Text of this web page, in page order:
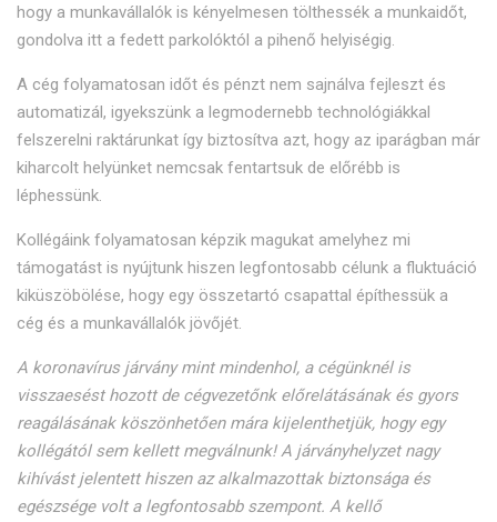
hogy a munkavállalók is kényelmesen tölthessék a munkaidőt,
gondolva itt a fedett parkolóktól a pihenő helyiségig.
A cég folyamatosan időt és pénzt nem sajnálva fejleszt és
automatizál, igyekszünk a legmodernebb technológiákkal
felszerelni raktárunkat így biztosítva azt, hogy az iparágban már
kiharcolt helyünket nemcsak fentartsuk de előrébb is
léphessünk.
Kollégáink folyamatosan képzik magukat amelyhez mi
támogatást is nyújtunk hiszen legfontosabb célunk a fluktuáció
kiküszöbölése, hogy egy összetartó csapattal építhessük a
cég és a munkavállalók jövőjét.
A koronavírus járvány mint mindenhol, a cégünknél is
visszaesést hozott de cégvezetőnk előrelátásának és gyors
reagálásának köszönhetően mára kijelenthetjük, hogy egy
kollégától sem kellett megválnunk! A járványhelyzet nagy
kihívást jelentett hiszen az alkalmazottak biztonsága és
egészsége volt a legfontosabb szempont. A kellő